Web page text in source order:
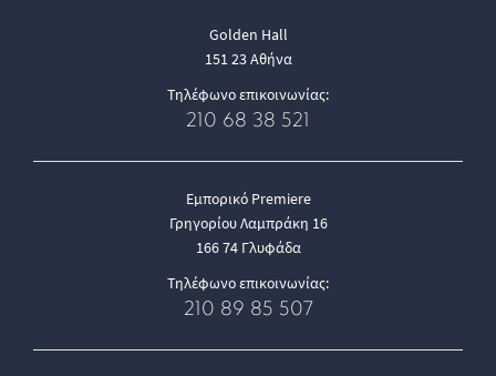
Golden Hall
151 23 Αθήνα
Τηλέφωνο επικοινωνίας:
210 68 38 521
Εμπορικό Premiere
Γρηγορίου Λαμπράκη 16
166 74 Γλυφάδα
Τηλέφωνο επικοινωνίας:
210 89 85 507